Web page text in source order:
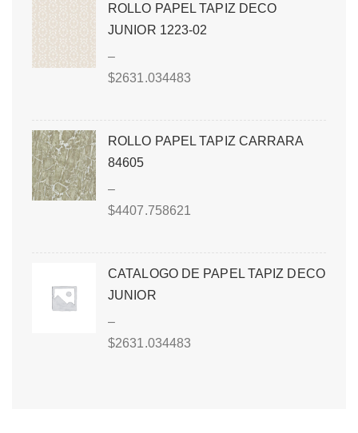
ROLLO PAPEL TAPIZ DECO
JUNIOR 1223-02
–
$2631.034483
ROLLO PAPEL TAPIZ CARRARA
84605
–
$4407.758621
CATALOGO DE PAPEL TAPIZ DECO
JUNIOR
–
$2631.034483